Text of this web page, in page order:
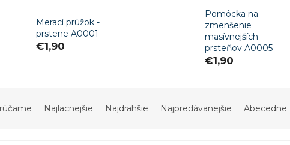
Merací prúžok -
prstene A0001
€1,90
Pomôcka na
zmenšenie
masívnejších
prsteňov A0005
€1,90
Najlacnejšie Najdrahšie Najpredávanejšie Abecedne